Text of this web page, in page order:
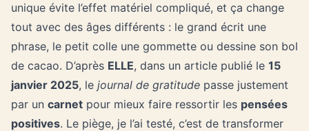
unique évite l’effet matériel compliqué, et ça change
tout avec des âges différents : le grand écrit une
phrase, le petit colle une gommette ou dessine son bol
de cacao. D’après ELLE, dans un article publié le 15
janvier 2025, le journal de gratitude passe justement
par un carnet pour mieux faire ressortir les pensées
positives. Le piège, je l’ai testé, c’est de transformer